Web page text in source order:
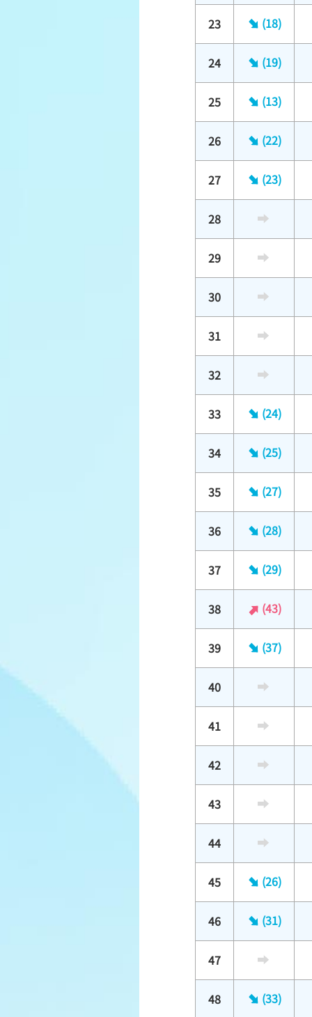
23 (18)
24 (19)
25 (13)
26 (22)
27 (23)
28
29
30
31
32
33 (24)
34 (25)
35 (27)
36 (28)
37 (29)
38 (43)
39 (37)
40
41
42
43
44
45 (26)
46 (31)
47
48 (33)